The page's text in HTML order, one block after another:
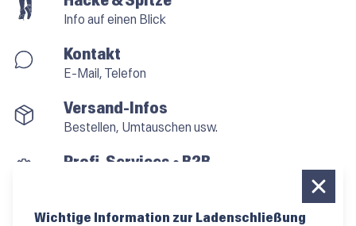
Info auf einen Blick
Kontakt
E-Mail, Telefon
Versand-Infos
Bestellen, Umtauschen usw.
Profi-Services • B2B
Newsletter bestellen
Wichtige Information zur Ladenschließung